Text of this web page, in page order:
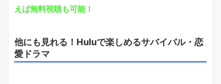
えば無料視聴も可能！
他にも見れる！Huluで楽しめるサバイバル・恋
愛ドラマ